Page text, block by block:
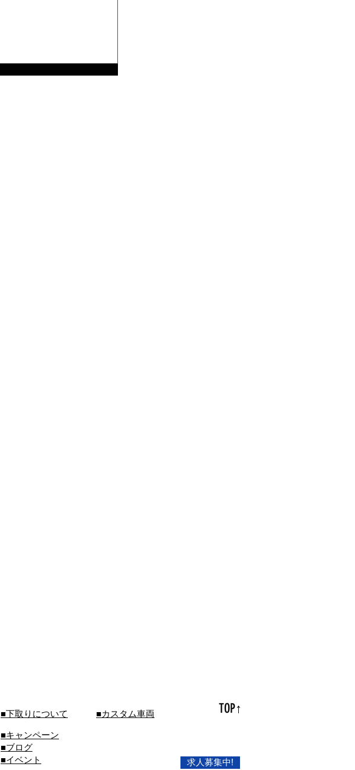
■下取りについて
■キャンペーン
■ブログ
■イベント
■カスタム車両 TOP↑
求人募集中!